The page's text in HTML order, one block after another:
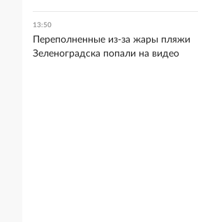
13:50
Переполненные из-за жары пляжи
Зеленоградска попали на видео